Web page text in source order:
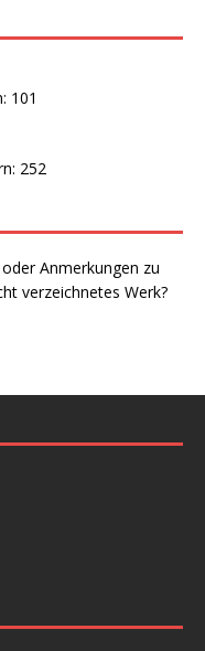
101
252
Anmerkungen zu
verzeichnetes Werk?